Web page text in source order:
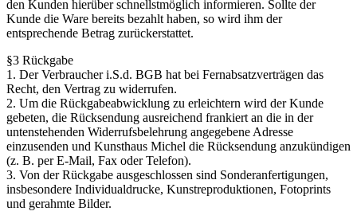
den Kunden hierüber schnellstmöglich informieren. Sollte der
Kunde die Ware bereits bezahlt haben, so wird ihm der
entsprechende Betrag zurückerstattet.
§3 Rückgabe
1. Der Verbraucher i.S.d. BGB hat bei Fernabsatzverträgen das
Recht, den Vertrag zu widerrufen.
2. Um die Rückgabeabwicklung zu erleichtern wird der Kunde
gebeten, die Rücksendung ausreichend frankiert an die in der
untenstehenden Widerrufsbelehrung angegebene Adresse
einzusenden und Kunsthaus Michel die Rücksendung anzukündigen
(z. B. per E-Mail, Fax oder Telefon).
3. Von der Rückgabe ausgeschlossen sind Sonderanfertigungen,
insbesondere Individualdrucke, Kunstreproduktionen, Fotoprints
und gerahmte Bilder.